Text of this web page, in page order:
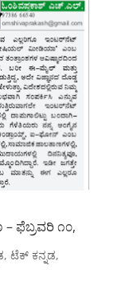
ಫೆಬ್ರವರಿ ೧೦,
, ಟೆಕ್ ಕನ್ನಡ,